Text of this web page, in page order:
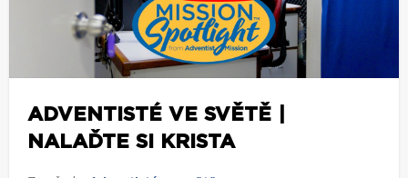
ADVENTISTÉ VE SVĚTĚ |
NALAĎTE SI KRISTA